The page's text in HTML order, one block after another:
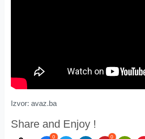
Izvor: avaz.ba
Share and Enjoy !
0 0